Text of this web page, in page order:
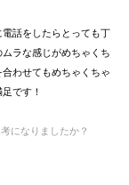
話をしたらとっても丁
ラな感じがめちゃくち
わせてもめちゃくちゃ
です！
になりましたか？